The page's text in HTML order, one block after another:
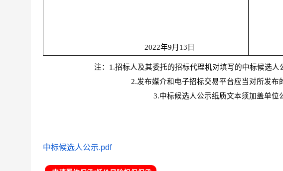
2022年9月 13 日
注： 1.招标人及其委托的招标代理机对填写的中标候选
2.发布媒介和电子招标交易平台应当对所发布
3.中标候选人公示纸质文本须加盖单位
中标候选人公示.pdf